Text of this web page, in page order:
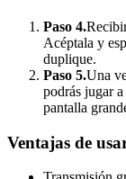
Paso 4.
Acéptala y
duplique.
Paso 5.Una
podrás jugar
pantalla
Ventajas de